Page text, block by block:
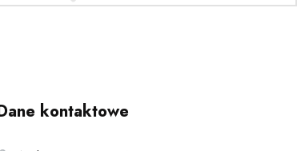
kontaktowe